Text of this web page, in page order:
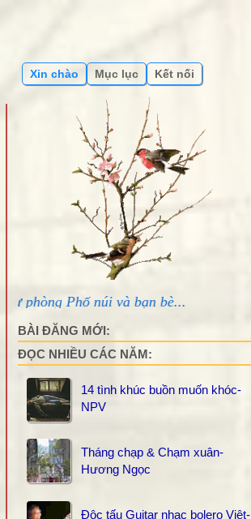
Xin chào Mục lục Kết nối
và bạn bè...
BÀI ĐĂNG MỚI:
ĐỌC NHIỀU CÁC NĂM:
14 tình khúc buồn muốn khóc-
NPV
Tháng chạp & Chạm xuân-
Hương Ngọc
Độc tấu Guitar nhạc bolero Việt-